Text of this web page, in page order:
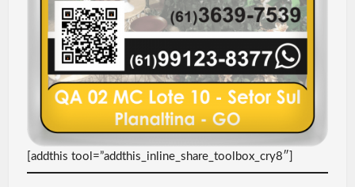
[addthis tool=”addthis_inline_share_toolbox_cry8″]